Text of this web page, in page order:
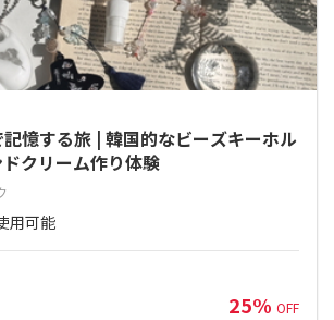
憶する旅 | 韓国的なビーズキーホル
クリーム作り体験
用可能
25% OFF